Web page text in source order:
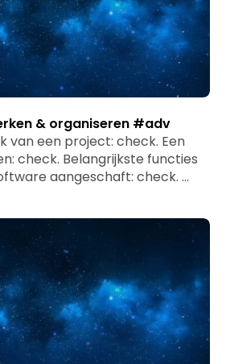
& organiseren #adv
van een project: check. Een
check. Belangrijkste functies
aangeschaft: check. …